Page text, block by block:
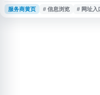
的网站。网站名称简洁易记，适
通过该网址访问麦淘网相关页面
服务商黄页 # 信息浏览 # 网址入